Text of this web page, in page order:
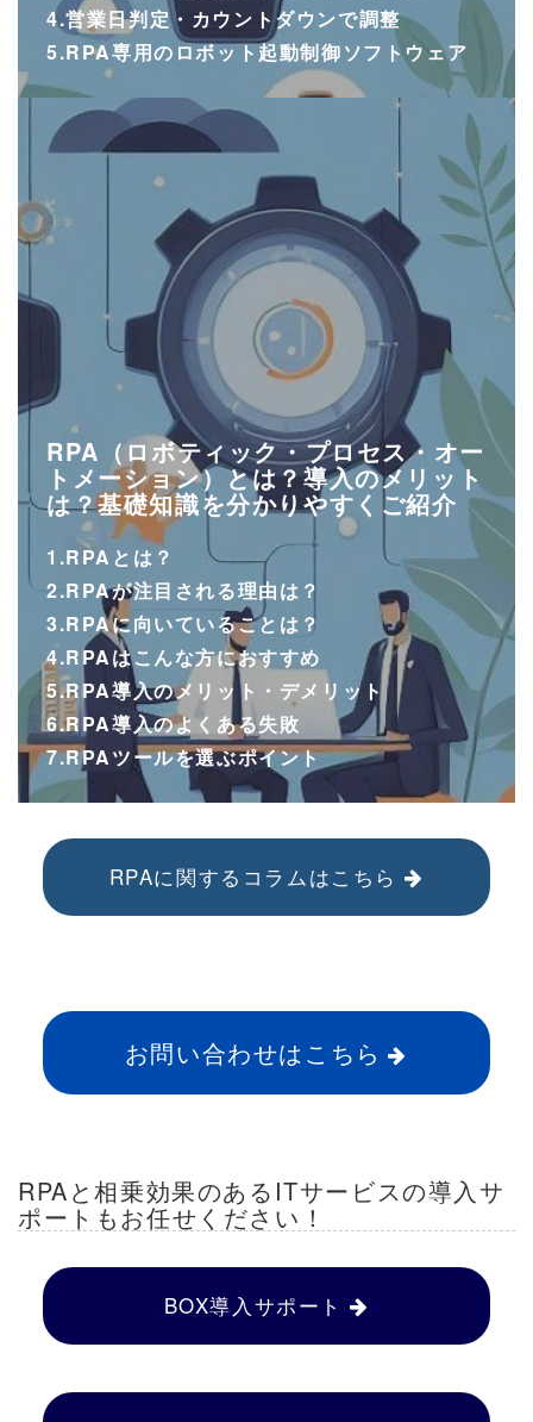
4.営業日判定・カウントダウンで調整
5.RPA専用のロボット起動制御ソフトウェア
RPA（ロボティック・プロセス・オー
トメーション）とは？導入のメリット
は？基礎知識を分かりやすくご紹介
1.RPAとは？
2.RPAが注目される理由は？
3.RPAに向いていることは？
4.RPAはこんな方におすすめ
5.RPA導入のメリット・デメリット
6.RPA導入のよくある失敗
7.RPAツールを選ぶポイント
RPAに関するコラムはこちら
お問い合わせはこちら
RPAと相乗効果のあるITサービスの導入サ
ポートもお任せください！
BOX導入サポート